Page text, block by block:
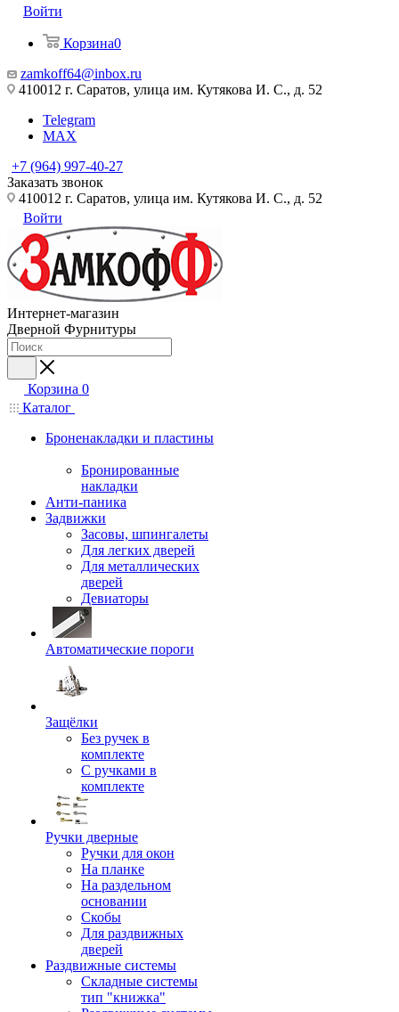
Войти
Корзина0
zamkoff64@inbox.ru
410012 г. Саратов, улица им. Кутякова И. С., д. 52
Telegram
MAX
+7 (964) 997-40-27
Заказать звонок
410012 г. Саратов, улица им. Кутякова И. С., д. 52
Войти
Интернет-магазин
Дверной Фурнитуры
Корзина 0
Каталог
Броненакладки и пластины
Бронированные
накладки
Анти-паника
Задвижки
Засовы, шпингалеты
Для легких дверей
Для металлических
дверей
Девиаторы
Автоматические пороги
Защёлки
Без ручек в
комплекте
С ручками в
комплекте
Ручки дверные
Ручки для окон
На планке
На раздельном
основании
Скобы
Для раздвижных
дверей
Раздвижные системы
Складные системы
тип "книжка"